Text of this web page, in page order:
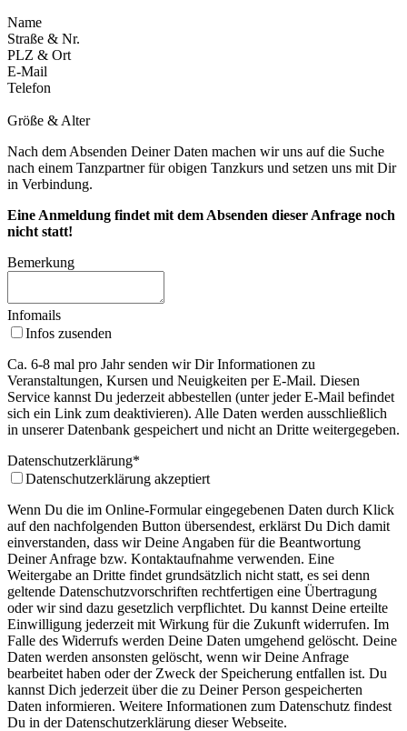
Name
Straße & Nr.
PLZ & Ort
E-Mail
Telefon
Größe & Alter
Nach dem Absenden Deiner Daten machen wir uns auf die Suche
nach einem Tanzpartner für obigen Tanzkurs und setzen uns mit Dir
in Verbindung.
Eine Anmeldung findet mit dem Absenden dieser Anfrage noch
nicht statt!
Bemerkung
Infomails
Infos zusenden
Ca. 6-8 mal pro Jahr senden wir Dir Informationen zu
Veranstaltungen, Kursen und Neuigkeiten per E-Mail. Diesen
Service kannst Du jederzeit abbestellen (unter jeder E-Mail befindet
sich ein Link zum deaktivieren). Alle Daten werden ausschließlich
in unserer Datenbank gespeichert und nicht an Dritte weitergegeben.
Datenschutzerklärung*
Datenschutzerklärung akzeptiert
Wenn Du die im Online-Formular eingegebenen Daten durch Klick
auf den nachfolgenden Button übersendest, erklärst Du Dich damit
einverstanden, dass wir Deine Angaben für die Beantwortung
Deiner Anfrage bzw. Kontaktaufnahme verwenden. Eine
Weitergabe an Dritte findet grundsätzlich nicht statt, es sei denn
geltende Datenschutzvorschriften rechtfertigen eine Übertragung
oder wir sind dazu gesetzlich verpflichtet. Du kannst Deine erteilte
Einwilligung jederzeit mit Wirkung für die Zukunft widerrufen. Im
Falle des Widerrufs werden Deine Daten umgehend gelöscht. Deine
Daten werden ansonsten gelöscht, wenn wir Deine Anfrage
bearbeitet haben oder der Zweck der Speicherung entfallen ist. Du
kannst Dich jederzeit über die zu Deiner Person gespeicherten
Daten informieren. Weitere Informationen zum Datenschutz findest
Du in der Datenschutzerklärung dieser Webseite.